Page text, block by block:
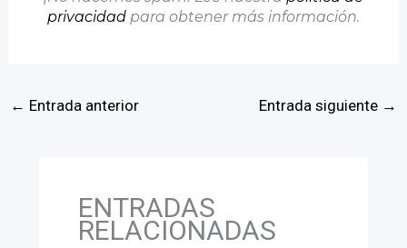
privacidad para obtener más información.
← Entrada anterior Entrada siguiente →
ENTRADAS
RELACIONADAS